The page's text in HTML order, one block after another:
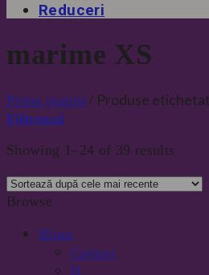
Reduceri
marime XS
Prima pagină/ Produse
Filtrează
Showing 1–24 of 39 results
Browse
Bluze
Camasi
II